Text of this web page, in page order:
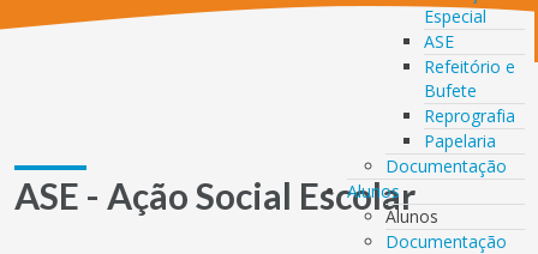
Especial
ASE
Refeitório e
Bufete
Reprografia
Papelaria
Documentação
Alunos
Alunos
Documentação
ASE - Ação Social Escolar